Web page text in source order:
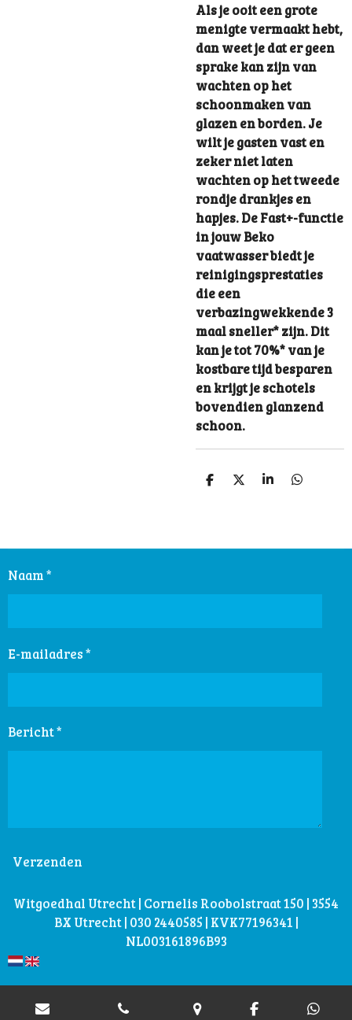
Als je ooit een grote
menigte vermaakt hebt,
dan weet je dat er geen
sprake kan zijn van
wachten op het
schoonmaken van
glazen en borden. Je
wilt je gasten vast en
zeker niet laten
wachten op het tweede
rondje drankjes en
hapjes. De Fast+-functie
in jouw Beko
vaatwasser biedt je
reinigingsprestaties
die een
verbazingwekkende 3
maal sneller* zijn. Dit
kan je tot 70%* van je
kostbare tijd besparen
en krijgt je schotels
bovendien glanzend
schoon.
D
D
S
D
Naam *
E-mailadres *
Bericht *
Verzenden
Witgoedhal Utrecht | Cornelis Roobolstraat 150 | 3554
BX Utrecht | 030 2440585 | KVK77196341 |
NL003161896B93